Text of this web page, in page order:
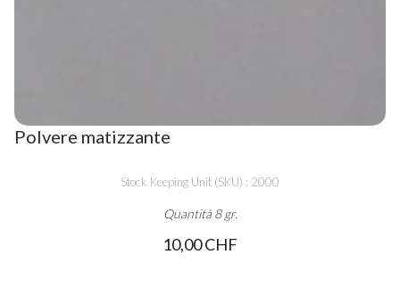
Polvere matizzante
Stock Keeping Unit (SKU) : 2000
Quantità 8 gr.
10,00 CHF